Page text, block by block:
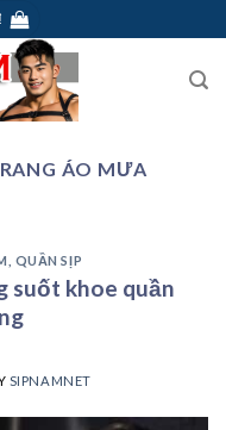
ÁO MƯA
QUẦN SỊP
suốt khoe quần
SIPNAMNET